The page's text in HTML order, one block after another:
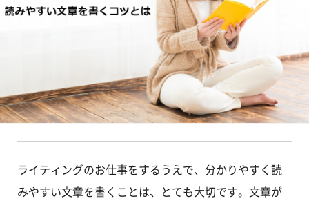
ライティングのお仕事をするうえで、分かりやすく読
みやすい文章を書くことは、とても大切です。文章が